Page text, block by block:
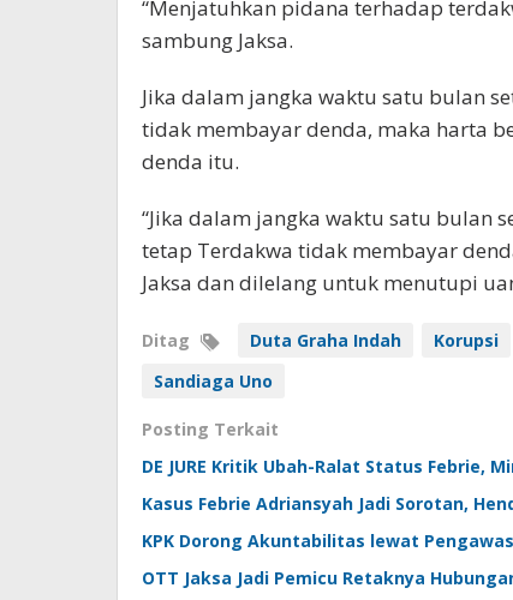
“Menjatuhkan pidana terhadap
sambung Jaksa.
Jika dalam jangka waktu satu bulan
tidak membayar denda, maka harta
denda itu.
“Jika dalam jangka waktu satu bulan
tetap Terdakwa tidak membayar
Jaksa dan dilelang untuk menutupi
Ditag Duta Graha Indah Korupsi
Sandiaga Uno
Posting Terkait
DE JURE Kritik Ubah-Ralat Status Febrie,
Kasus Febrie Adriansyah Jadi Sorotan,
KPK Dorong Akuntabilitas lewat
OTT Jaksa Jadi Pemicu Retaknya